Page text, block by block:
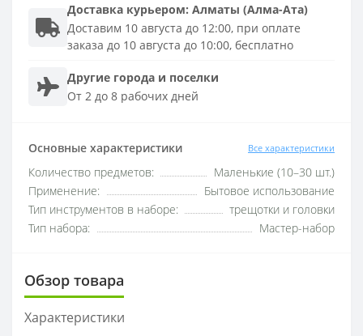
Доставка курьером: Алматы (Алма-Ата)
Доставим 10 августа до 12:00, при оплате
заказа до 10 августа до 10:00, бесплатно
Другие города и поселки
От 2 до 8 рабочих дней
Основные характеристики Все характеристики
Количество предметов:
Маленькие (10–30 шт.)
Применение:
Бытовое использование
Тип инструментов в наборе:
трещотки и головки
Тип набора:
Мастер-набор
Обзор товара
Характеристики